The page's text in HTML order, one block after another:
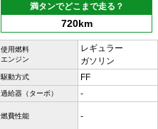
満タンでどこまで走る？
720km
使用燃料
エンジン
レギュラー
ガソリン
駆動方式 FF
過給器（ターボ） -
燃費性能 -